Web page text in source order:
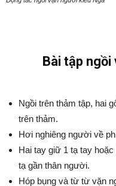
Bài tập ngồi
Ngồi trên thảm tập, hai
trên thảm.
Hơi nghiêng người về
Hai tay giữ 1 tạ tay
tạ gần thân người.
Hóp bụng và từ từ vặn